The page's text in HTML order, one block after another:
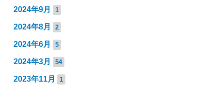
2024年9月 1
2024年8月 2
2024年6月 5
2024年3月 54
2023年11月 1